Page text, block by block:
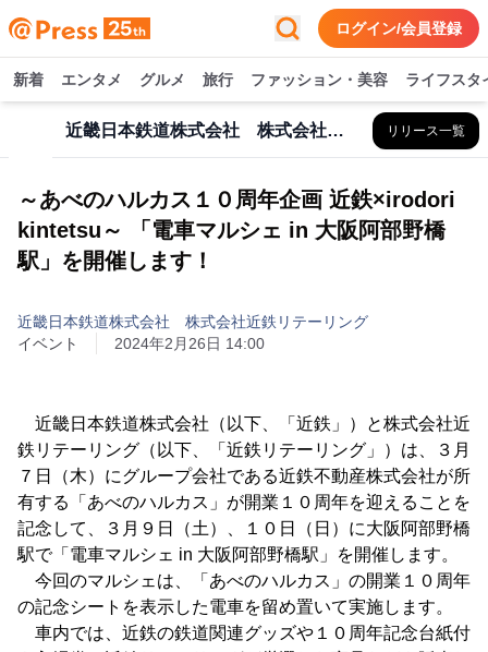
ログイン/会員登録
新着 エンタメ グルメ 旅行 ファッション・美容 ライフスタ
近畿日本鉄道株式会社 株式会社近鉄リテーリング リリース一覧
～あべのハルカス１０周年企画 近鉄×irodori
kintetsu～ 「電車マルシェ in 大阪阿部野橋
駅」を開催します！
近畿日本鉄道株式会社 株式会社近鉄リテーリング
イベント
2024年2月26日 14:00
近畿日本鉄道株式会社（以下、「近鉄」）と株式会社近
鉄リテーリング（以下、「近鉄リテーリング」）は、３月
７日（木）にグループ会社である近鉄不動産株式会社が所
有する「あべのハルカス」が開業１０周年を迎えることを
記念して、３月９日（土）、１０日（日）に大阪阿部野橋
駅で「電車マルシェ in 大阪阿部野橋駅」を開催します。
今回のマルシェは、「あべのハルカス」の開業１０周年
の記念シートを表示した電車を留め置いて実施します。
車内では、近鉄の鉄道関連グッズや１０周年記念台紙付